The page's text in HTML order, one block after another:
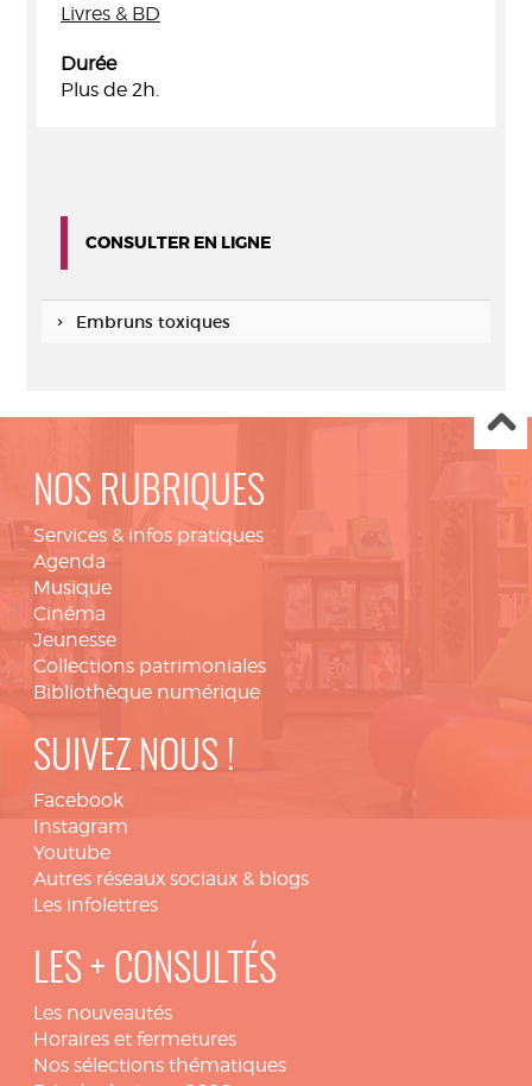
Livres & BD
Durée
Plus de 2h.
CONSULTER EN LIGNE
Embruns toxiques
NOS RUBRIQUES
Services & infos pratiques
Agenda
Musique
Cinéma
Jeunesse
Collections patrimoniales
Bibliothèque numérique
SUIVEZ NOUS !
Facebook
Instagram
Youtube
Autres réseaux sociaux & blogs
Les infolettres
LES + CONSULTÉS
Les nouveautés
Horaires et fermetures
Nos sélections thématiques